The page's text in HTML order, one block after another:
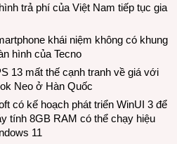
trả phí của Việt Nam tiếp tục gia
khái niệm không có khung
hình của Tecno
13 mất thế cạnh tranh về giá với
Neo ở Hàn Quốc
có kế hoạch phát triển WinUI 3 để
tính 8GB RAM có thể chạy hiệu
11